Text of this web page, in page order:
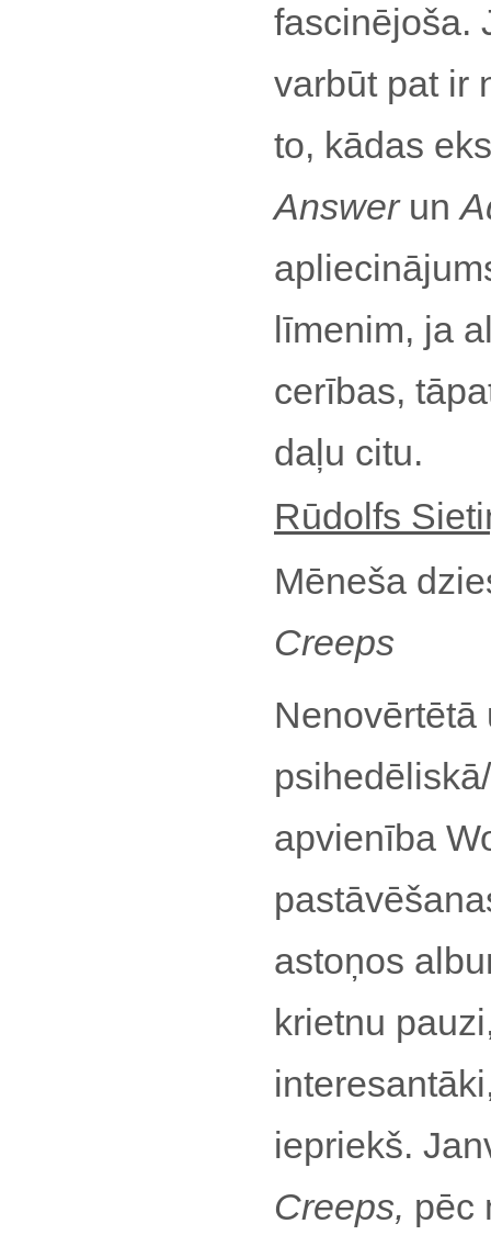
fascinējoša.
varbūt pat ir
to, kādas
Answerun
līmenim, ja
cerības,
daļu citu.
Rūdolfs
Mēneša
Creeps
Nenovērtētā
apvienība
astoņos
krietnu
iepriekš.
Creeps, pēc